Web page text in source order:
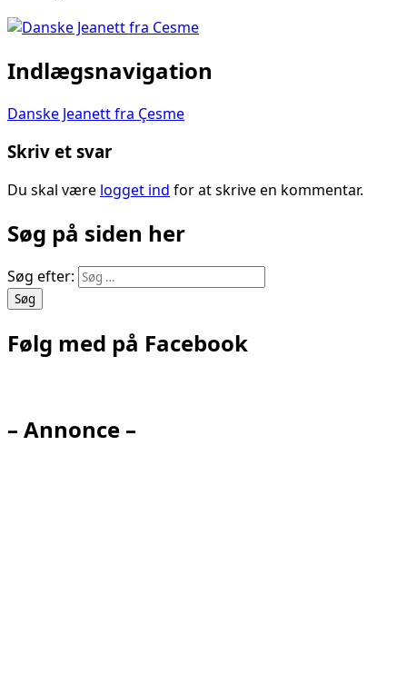
Indlægsnavigation
Danske Jeanett fra Çesme
Skriv et svar
Du skal være logget ind for at skrive en kommentar.
Søg på siden her
Søg efter:
Følg med på Facebook
– Annonce –